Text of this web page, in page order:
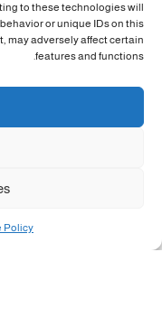
to these technologies will
or unique IDs on this
may adversely affect certain
features and functions.
Policyمال و أعمال